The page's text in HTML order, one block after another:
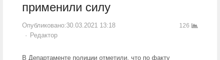
применили силу
Опубликовано:30.03.2021 13:18
Author
Редактор
126
В Департаменте полиции отметили, что по факту